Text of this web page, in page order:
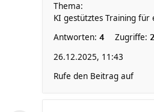
Thema:
KI gestütztes Training für
Antworten: 4 Zugriffe:
26.12.2025, 11:43
Rufe den Beitrag auf